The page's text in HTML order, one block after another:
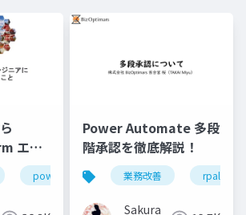
エン
チェ
こと
powerplatform powerautomate
Power Automate 多段
階承認を徹底解説！
業務改善 rpalt
Sakura